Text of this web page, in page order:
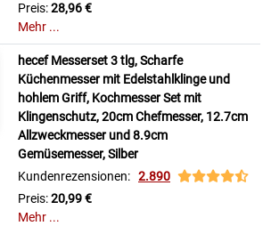
Preis:28,96 €
Mehr ...
hecef Messerset 3 tlg, Scharfe
Küchenmesser mit Edelstahlklinge und
hohlem Griff, Kochmesser Set mit
Klingenschutz, 20cm Chefmesser, 12.7cm
Allzweckmesser und 8.9cm
Gemüsemesser, Silber
Kundenrezensionen: 2.890
Preis:20,99 €
Mehr ...